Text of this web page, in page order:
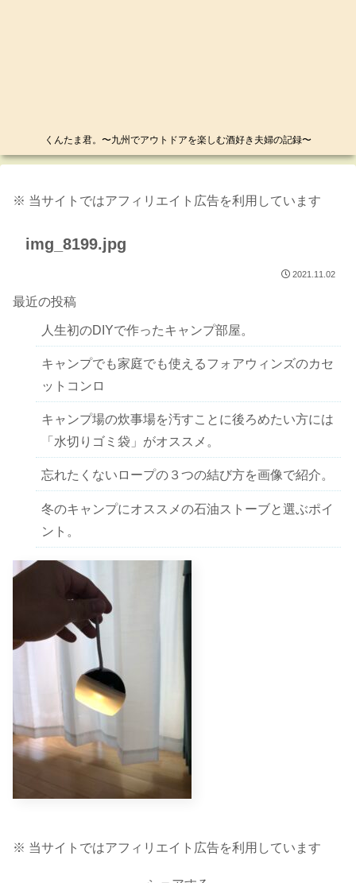
くんたま君。〜九州でアウトドアを楽しむ酒好き夫婦の記録〜
※ 当サイトではアフィリエイト広告を利用しています
img_8199.jpg
2021.11.02
最近の投稿
人生初のDIYで作ったキャンプ部屋。
キャンプでも家庭でも使えるフォアウィンズのカセ
ットコンロ
キャンプ場の炊事場を汚すことに後ろめたい方には
「水切りゴミ袋」がオススメ。
忘れたくないロープの３つの結び方を画像で紹介。
冬のキャンプにオススメの石油ストーブと選ぶポイ
ント。
※ 当サイトではアフィリエイト広告を利用しています